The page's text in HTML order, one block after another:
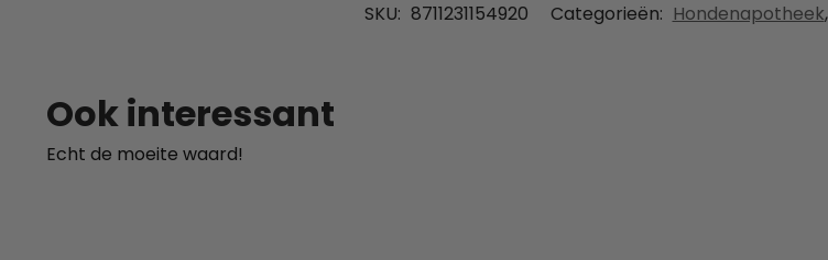
SKU: 8711231154920 Categorieën: Hondenapotheek,
Ook interessant
Echt de moeite waard!